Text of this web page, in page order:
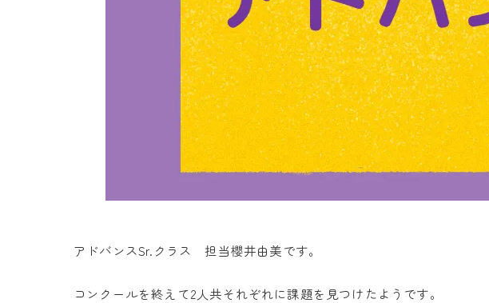
アドバンスSr.クラス 担当櫻井由美です。
コンクールを終えて2人共それぞれに課題を見つけたようです。